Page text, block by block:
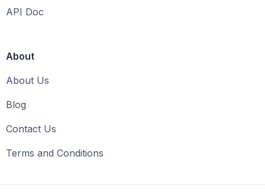
API Doc
About
About Us
Blog
Contact Us
Terms and Conditions